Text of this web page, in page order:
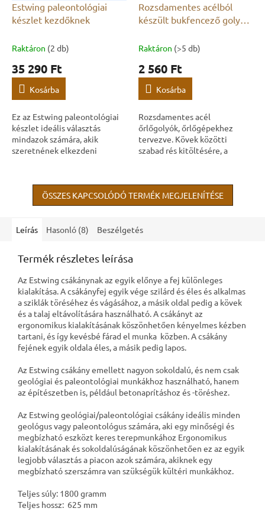
Estwing paleontológiai
készlet kezdőknek
Raktáron (2 db)
35 290 Ft
Kosárba
Ez az Estwing paleontológiai
készlet ideális választás
mindazok számára, akik
szeretnének elkezdeni
keresnek. Az Estwing...
Rozsdamentes acélból
készült bukfencező golyók
Raktáron (>5 db)
2 560 Ft
Kosárba
Rozsdamentes acél
őrlőgolyók, őrlőgépekhez
tervezve. Kövek közötti
szabad rés kitöltésére, a
valamint egyenletesebb
eredmények...
ÖSSZES KAPCSOLÓDÓ TERMÉK MEGJELENÍTÉSE
Leírás Hasonló (8) Beszélgetés
Termék részletes leírása
Az Estwing csákánynak az egyik előnye a fej különleges
kialakítása. A csákányfej egyik vége szilárd és éles és alkalmas
a sziklák töréséhez és vágásához, a másik oldal pedig a kövek
és a talaj eltávolítására használható. A csákányt az
ergonomikus kialakításának köszönhetően kényelmes kézben
tartani, és így kevésbé fárad el munka közben. A csákány
fejének egyik oldala éles, a másik pedig lapos.
Az Estwing csákány emellett nagyon sokoldalú, és nem csak
geológiai és paleontológiai munkákhoz használható, hanem
az építészetben is, például betonaprításhoz és -töréshez.
Az Estwing geológiai/paleontológiai csákány ideális minden
geológus vagy paleontológus számára, aki egy minőségi és
megbízható eszközt keres terepmunkához Ergonomikus
kialakításának és sokoldalúságának köszönhetően ez az egyik
legjobb választás a piacon azok számára, akiknek egy
megbízható szerszámra van szükségük kültéri munkákhoz.
Teljes súly: 1800 gramm
Teljes hossz: 625 mm